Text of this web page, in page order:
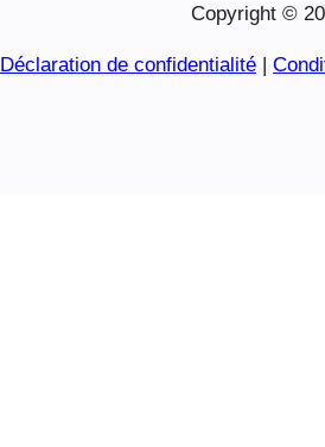
Copyright ©
Déclaration de confidentialité |